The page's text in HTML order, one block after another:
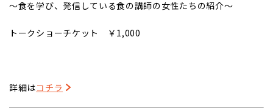
～食を学び、発信している食の講師の女性たちの紹介～
トークショーチケット ￥1,000
詳細はコチラ